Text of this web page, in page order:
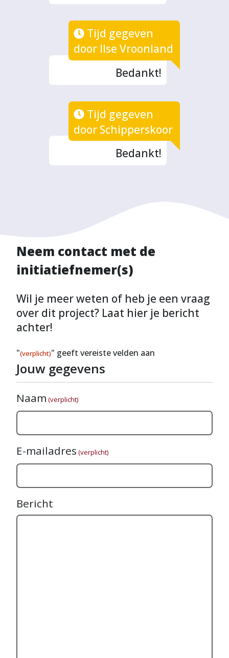
Tijd gegeven
door Ilse Vroonland
Bedankt!
Tijd gegeven
door Schipperskoor
Bedankt!
Neem contact met de
initiatiefnemer(s)
Wil je meer weten of heb je een vraag
over dit project? Laat hier je bericht
achter!
"(verplicht)" geeft vereiste velden aan
Jouw gegevens
Naam (verplicht)
E-mailadres (verplicht)
Bericht